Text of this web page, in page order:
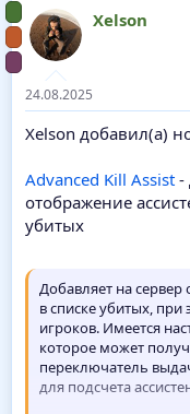
Xelson
24.08.2025
Xelson добавил(а)
Advanced Kill Assist -
отображение
убитых
Добавляет на сервер
в списке убитых, при
игроков. Имеется
которое может
переключатель
для подсчета